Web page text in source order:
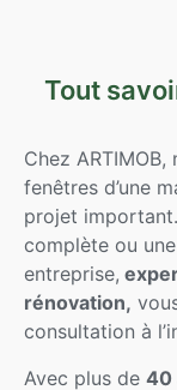
Tout
Chez
fenêtres d’une
projet
complète ou
entreprise,
rénovation,
consultation à
Avec plus de 40